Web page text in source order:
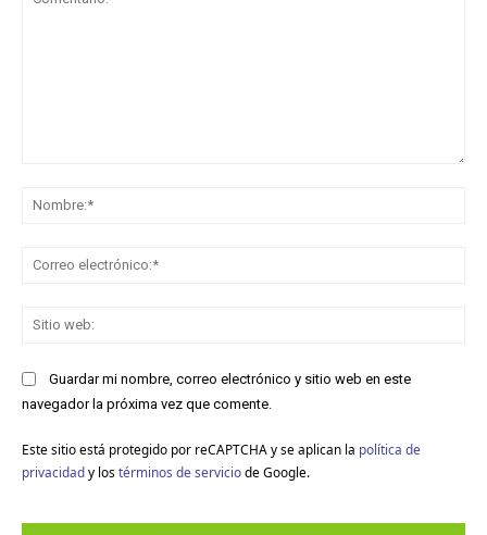
Guardar mi nombre, correo electrónico y sitio web en este
navegador la próxima vez que comente.
Este sitio está protegido por reCAPTCHA y se aplican la política de
privacidady los términos de serviciode Google.